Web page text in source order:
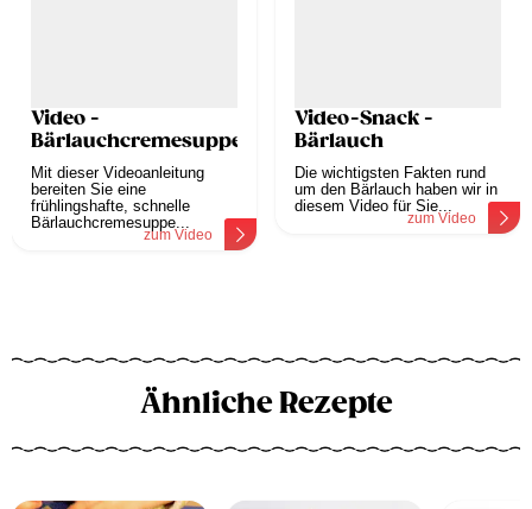
Video -
Bärlauchcremesuppe
Mit dieser Videoanleitung
bereiten Sie eine
frühlingshafte, schnelle
Bärlauchcremesuppe...
zum Video
Video-Snack -
Bärlauch
Die wichtigsten Fakten rund
um den Bärlauch haben wir in
diesem Video für Sie...
zum Video
Ähnliche Rezepte